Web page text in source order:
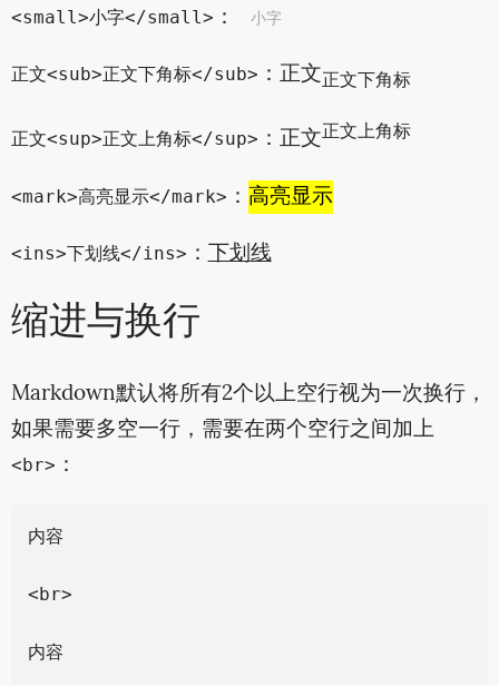
<small>小字</small> ： 小字
正文<sub>正文下角标</sub> ：正文正文下角标
正文<sup>正文上角标</sup> ：正文正文上角标
<mark>高亮显示</mark> ： 高亮显示
<ins>下划线</ins> ：下划线
缩进与换行
Markdown默认将所有2个以上空行视为一次换行，
如果需要多空一行，需要在两个空行之间加上
<br> ：
内容
<br>